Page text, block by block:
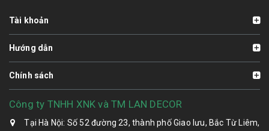
Tài khoản
Hướng dẫn
Chính sách
Công ty TNHH XNK và TM LAN DECOR
Tại Hà Nội: Số 52 đường 23, thành phố Giao lưu, Bắc Từ Liêm,